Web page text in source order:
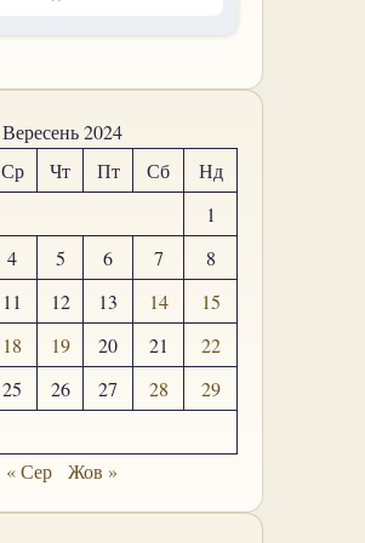
Вересень 2024
Ср Чт Пт Сб
Нд
1
4 5 6 7
8
11 12 13 14
15
18 19 20 21
22
25 26 27 28
29
« Сер
Жов »